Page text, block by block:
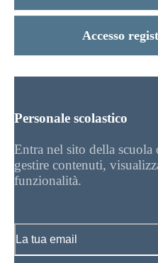
Accesso
Personale scolastico
Entra nel sito della scuola
gestire contenuti,
funzionalità.